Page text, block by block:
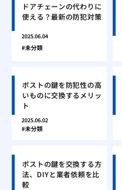
ドアチェーンの代わりに
使える？最新の防犯対策
2025.06.04
未分類
ポストの鍵を防犯性の高
いものに交換するメリッ
ト
2025.06.02
未分類
ポストの鍵を交換する方
法、DIYと業者依頼を比
較